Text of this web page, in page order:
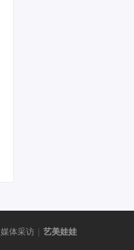
媒体采访 艺美娃娃